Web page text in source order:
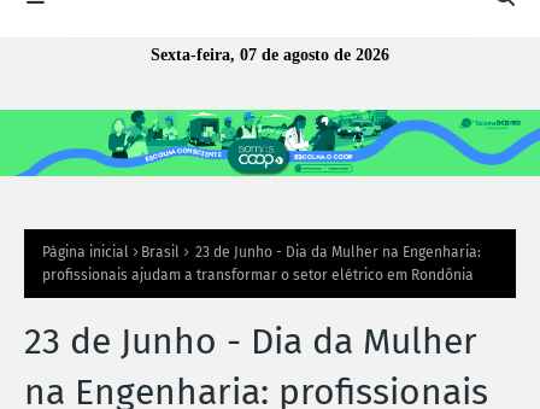
Sexta-feira, 07 de agosto de 2026
Página inicial Brasil
23 de Junho - Dia da Mulher na Engenharia:
profissionais ajudam a transformar o setor elétrico em Rondônia
23 de Junho - Dia da Mulher
na Engenharia: profissionais